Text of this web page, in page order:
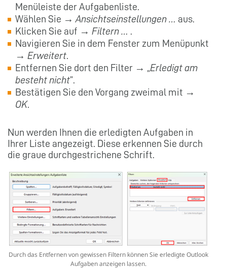
Menüleiste der Aufgabenliste.
Wählen Sie → Ansichtseinstellungen …
aus.
Klicken Sie auf → Filtern …
Navigieren Sie in dem Fenster zum Menüpunkt
→ Erweitert
Entfernen Sie dort den Filter → „ Erledigt am
besteht nicht”.
Bestätigen Sie den Vorgang zweimal mit →
OK.
Nun werden Ihnen die erledigten Aufgaben in
Ihrer Liste angezeigt. Diese erkennen Sie durch
die graue durchgestrichene Schrift.
Durch das Entfernen von gewissen Filtern können Sie erledigte Outlook
Aufgaben anzeigen lassen.